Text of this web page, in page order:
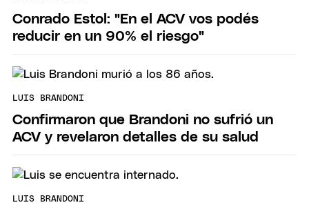
Conrado Estol: "En el ACV vos podés
reducir en un 90% el riesgo"
LUIS BRANDONI
Confirmaron que Brandoni no sufrió un
ACV y revelaron detalles de su salud
LUIS BRANDONI